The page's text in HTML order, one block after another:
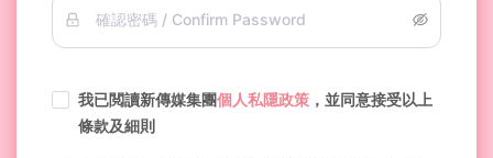
確認密碼 / Confirm Password
我已閲讀新傳媒集團個人私隱政策 ，並同意接受以上
條款及細則